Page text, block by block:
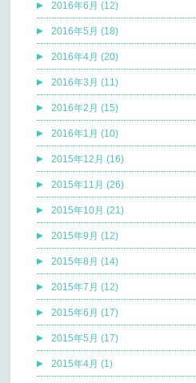
2016年6月 (12)
2016年5月 (18)
2016年4月 (20)
2016年3月 (11)
2016年2月 (15)
2016年1月 (10)
2015年12月 (16)
2015年11月 (26)
2015年10月 (21)
2015年9月 (12)
2015年8月 (14)
2015年7月 (12)
2015年6月 (17)
2015年5月 (17)
2015年4月 (1)